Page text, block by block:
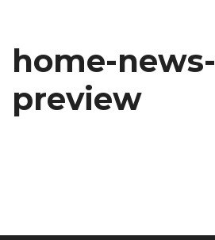
home-news-
preview